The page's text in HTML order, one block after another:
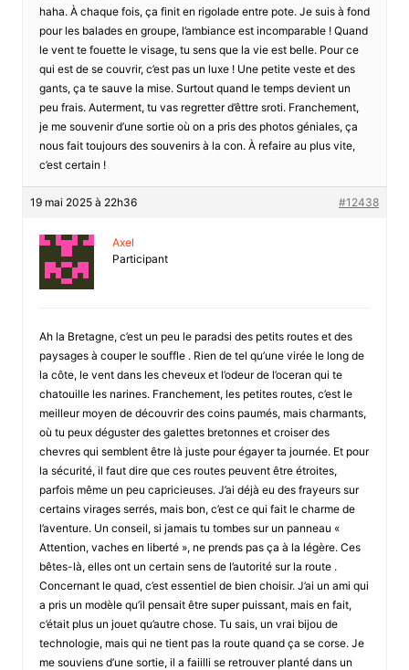
haha. À chaque fois, ça finit en rigolade entre pote. Je suis à fond
pour les balades en groupe, l’ambiance est incomparable ! Quand
le vent te fouette le visage, tu sens que la vie est belle. Pour ce
qui est de se couvrir, c’est pas un luxe ! Une petite veste et des
gants, ça te sauve la mise. Surtout quand le temps devient un
peu frais. Auterment, tu vas regretter d’êttre sroti. Franchement,
je me souvenir d’une sortie où on a pris des photos géniales, ça
nous fait toujours des souvenirs à la con. À refaire au plus vite,
c’est certain !
19 mai 2025 à 22h36 #12438
Axel
Participant
Ah la Bretagne, c’est un peu le paradsi des petits routes et des
paysages à couper le souffle . Rien de tel qu’une virée le long de
la côte, le vent dans les cheveux et l’odeur de l’oceran qui te
chatouille les narines. Franchement, les petites routes, c’est le
meilleur moyen de découvrir des coins paumés, mais charmants,
où tu peux déguster des galettes bretonnes et croiser des
chevres qui semblent être là juste pour égayer ta journée. Et pour
la sécurité, il faut dire que ces routes peuvent être étroites,
parfois même un peu capricieuses. J’ai déjà eu des frayeurs sur
certains virages serrés, mais bon, c’est ce qui fait le charme de
l’aventure. Un conseil, si jamais tu tombes sur un panneau «
Attention, vaches en liberté », ne prends pas ça à la légère. Ces
bêtes-là, elles ont un certain sens de l’autorité sur la route .
Concernant le quad, c’est essentiel de bien choisir. J’ai un ami qui
a pris un modèle qu’il pensait être super puissant, mais en fait,
c’était plus un jouet qu’autre chose. Tu sais, un vrai bijou de
technologie, mais qui ne tient pas la route quand ça se corse. Je
me souviens d’une sortie, il a faiilli se retrouver planté dans un